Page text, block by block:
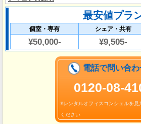
最安値プラ
個室・専有 シェア・共有
¥50,000- ¥9,505-
電話で問い合
0120-08-
※レンタルオフィスコンシェルを見
ください